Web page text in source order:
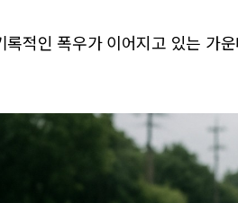
록적인 폭우가 이어지고 있는 가